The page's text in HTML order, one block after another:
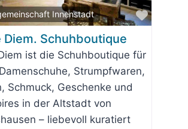
Innenstadt
Favorit
Diem. Schuhboutique
ist die Schuhboutique für
Strumpfwaren,
Schmuck, Geschenke und
in der Altstadt von
– liebevoll kuratiert